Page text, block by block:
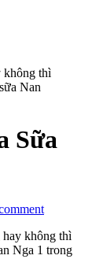
Sữa
on
Và
Nhược
hay không thì
Nga 1 trong